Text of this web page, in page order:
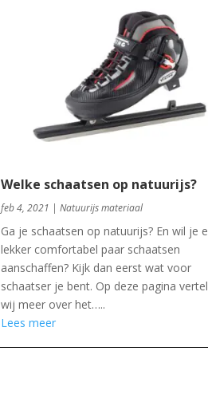
Welke schaatsen op natuurijs?
feb 4, 2021 |Natuurijs materiaal
Ga je schaatsen op natuurijs? En wil je
lekker comfortabel paar schaatsen
aanschaffen? Kijk dan eerst wat voor
schaatser je bent. Op deze pagina
wij meer over het…..
Lees meer